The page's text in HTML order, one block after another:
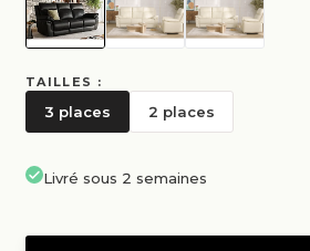
TAILLES :
3 places 2 places
Livré sous 2 semaines